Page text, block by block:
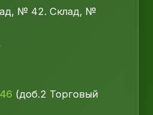
№ 42. Склад, №
(доб.2 Торговый